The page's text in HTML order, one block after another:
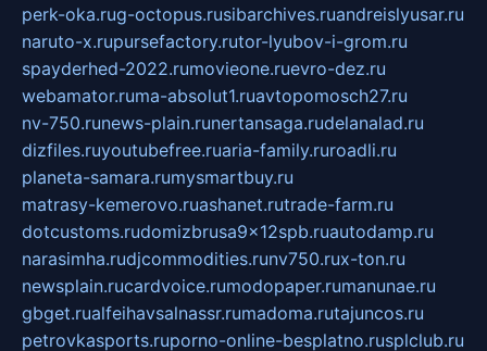
perk-oka.rug-octopus.rusibarchives.ruandreislyusar.ru
naruto-x.rupursefactory.rutor-lyubov-i-grom.ru
spayderhed-2022.rumovieone.ruevro-dez.ru
webamator.ruma-absolut1.ruavtopomosch27.ru
nv-750.runews-plain.runertansaga.rudelanalad.ru
dizfiles.ruyoutubefree.ruaria-family.ruroadli.ru
planeta-samara.rumysmartbuy.ru
matrasy-kemerovo.ruashanet.rutrade-farm.ru
dotcustoms.rudomizbrusa9x12spb.ruautodamp.ru
narasimha.rudjcommodities.runv750.rux-ton.ru
newsplain.rucardvoice.rumodopaper.rumanunae.ru
gbget.rualfeihavsalnassr.rumadoma.rutajuncos.ru
petrovkasports.ruporno-online-besplatno.rusplclub.ru